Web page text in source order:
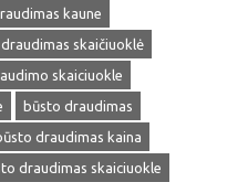
kaune
skaičiuoklė
skaiciuokle
būsto draudimas
draudimas kaina
draudimas skaiciuokle